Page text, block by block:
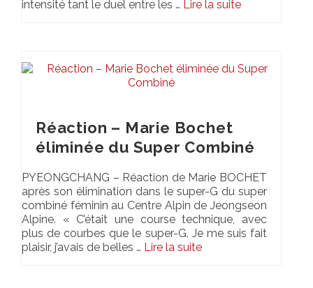
intensité tant le duel entre les … Lire la suite­­
Réaction – Marie Bochet
éliminée du Super Combiné
PYEONGCHANG – Réaction de Marie BOCHET
après son élimination dans le super-G du super
combiné féminin au Centre Alpin de Jeongseon
Alpine. « C’était une course technique, avec
plus de courbes que le super-G. Je me suis fait
plaisir, j’avais de belles … Lire la suite­­